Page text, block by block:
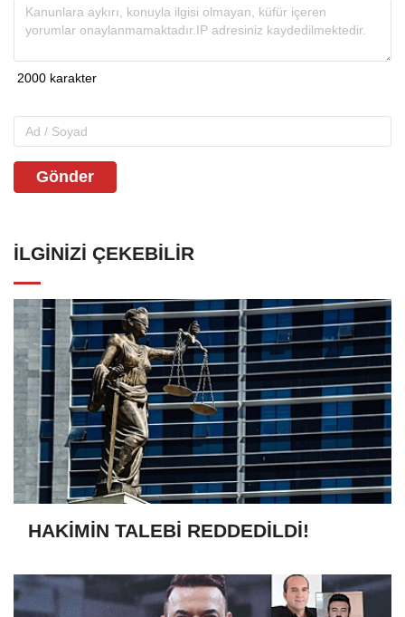
Gönder
İLGINIZI ÇEKEBILIR
HAKİMİN TALEBİ REDDEDİLDİ!